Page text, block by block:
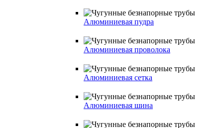
Алюминиевая пудра
Алюминиевая проволока
Алюминиевая сетка
Алюминиевая шина